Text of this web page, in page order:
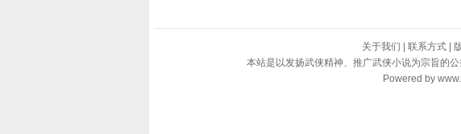
关于我们 联系方式|
本站是以发扬武侠精神、推广武侠小说为宗旨的
Powered by